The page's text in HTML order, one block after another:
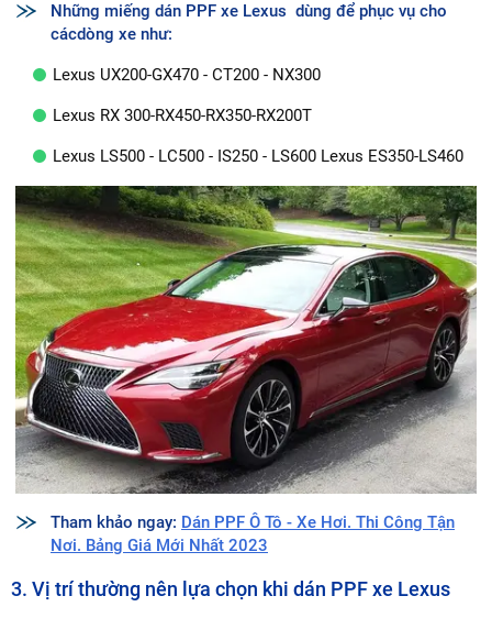
Những miếng dán PPF xe Lexus dùng để phục vụ cho
cácdòng xe như:
Lexus UX200-GX470 - CT200 - NX300
Lexus RX 300-RX450-RX350-RX200T
Lexus LS500 - LC500 - IS250 - LS600 Lexus ES350-LS460
Tham khảo ngay: Dán PPF Ô Tô - Xe Hơi. Thi Công Tận
Nơi. Bảng Giá Mới Nhất 2023
3. Vị trí thường nên lựa chọn khi dán PPF xe Lexus